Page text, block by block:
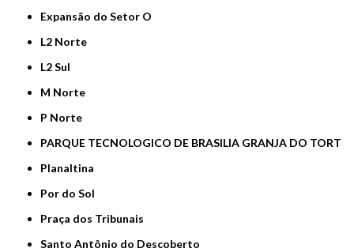
Expansão do Setor O
L2 Norte
L2 Sul
M Norte
P Norte
PARQUE TECNOLOGICO DE BRASILIA GRANJA DO TORT
Planaltina
Por do Sol
Praça dos Tribunais
Santo Antônio do Descoberto